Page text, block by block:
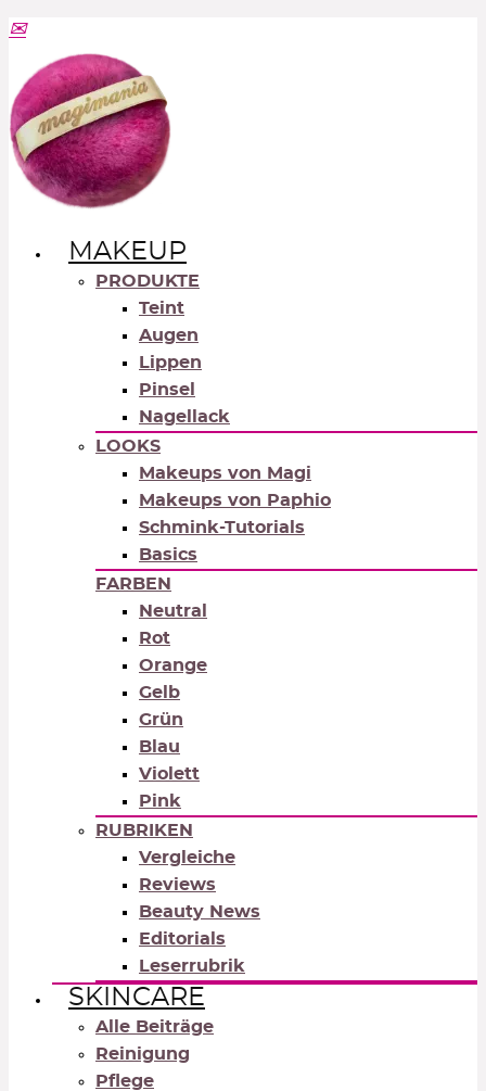
MAKEUP
PRODUKTE
Teint
Augen
Lippen
Pinsel
Nagellack
LOOKS
Makeups von Magi
Makeups von Paphio
Schmink-Tutorials
Basics
FARBEN
Neutral
Rot
Orange
Gelb
Grün
Blau
Violett
Pink
RUBRIKEN
Vergleiche
Reviews
Beauty News
Editorials
Leserrubrik
SKINCARE
Alle Beiträge
Reinigung
Pflege